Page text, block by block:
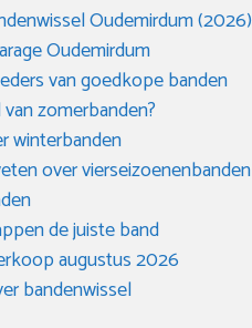
Oudemirdum (2026)
Oudemirdum
van goedkope banden
zomerbanden?
winterbanden
over vierseizoenenbanden
de juiste band
augustus 2026
bandenwissel